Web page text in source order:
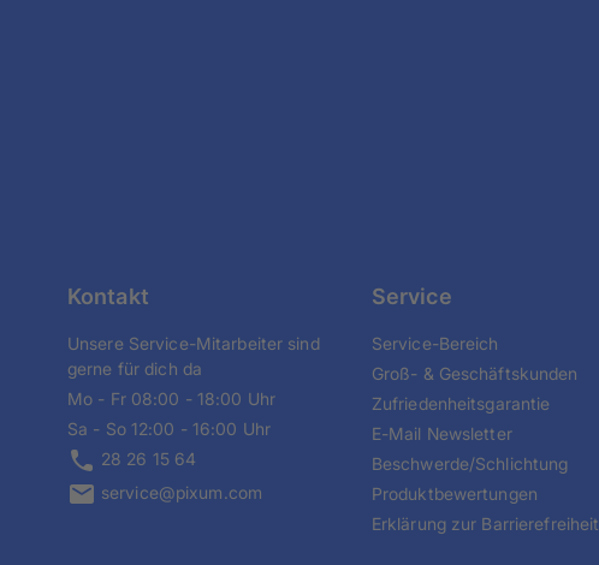
Kontakt
Unsere Service-Mitarbeiter sind
gerne für dich da
Mo - Fr 08:00 - 18:00 Uhr
Sa - So 12:00 - 16:00 Uhr
28 26 15 64
service@pixum.com
Service
Service-Bereich
Groß- & Geschäftskunden
Zufriedenheitsgarantie
E-Mail Newsletter
Beschwerde/Schlichtung
Produktbewertungen
Erklärung zur Barrierefreiheit